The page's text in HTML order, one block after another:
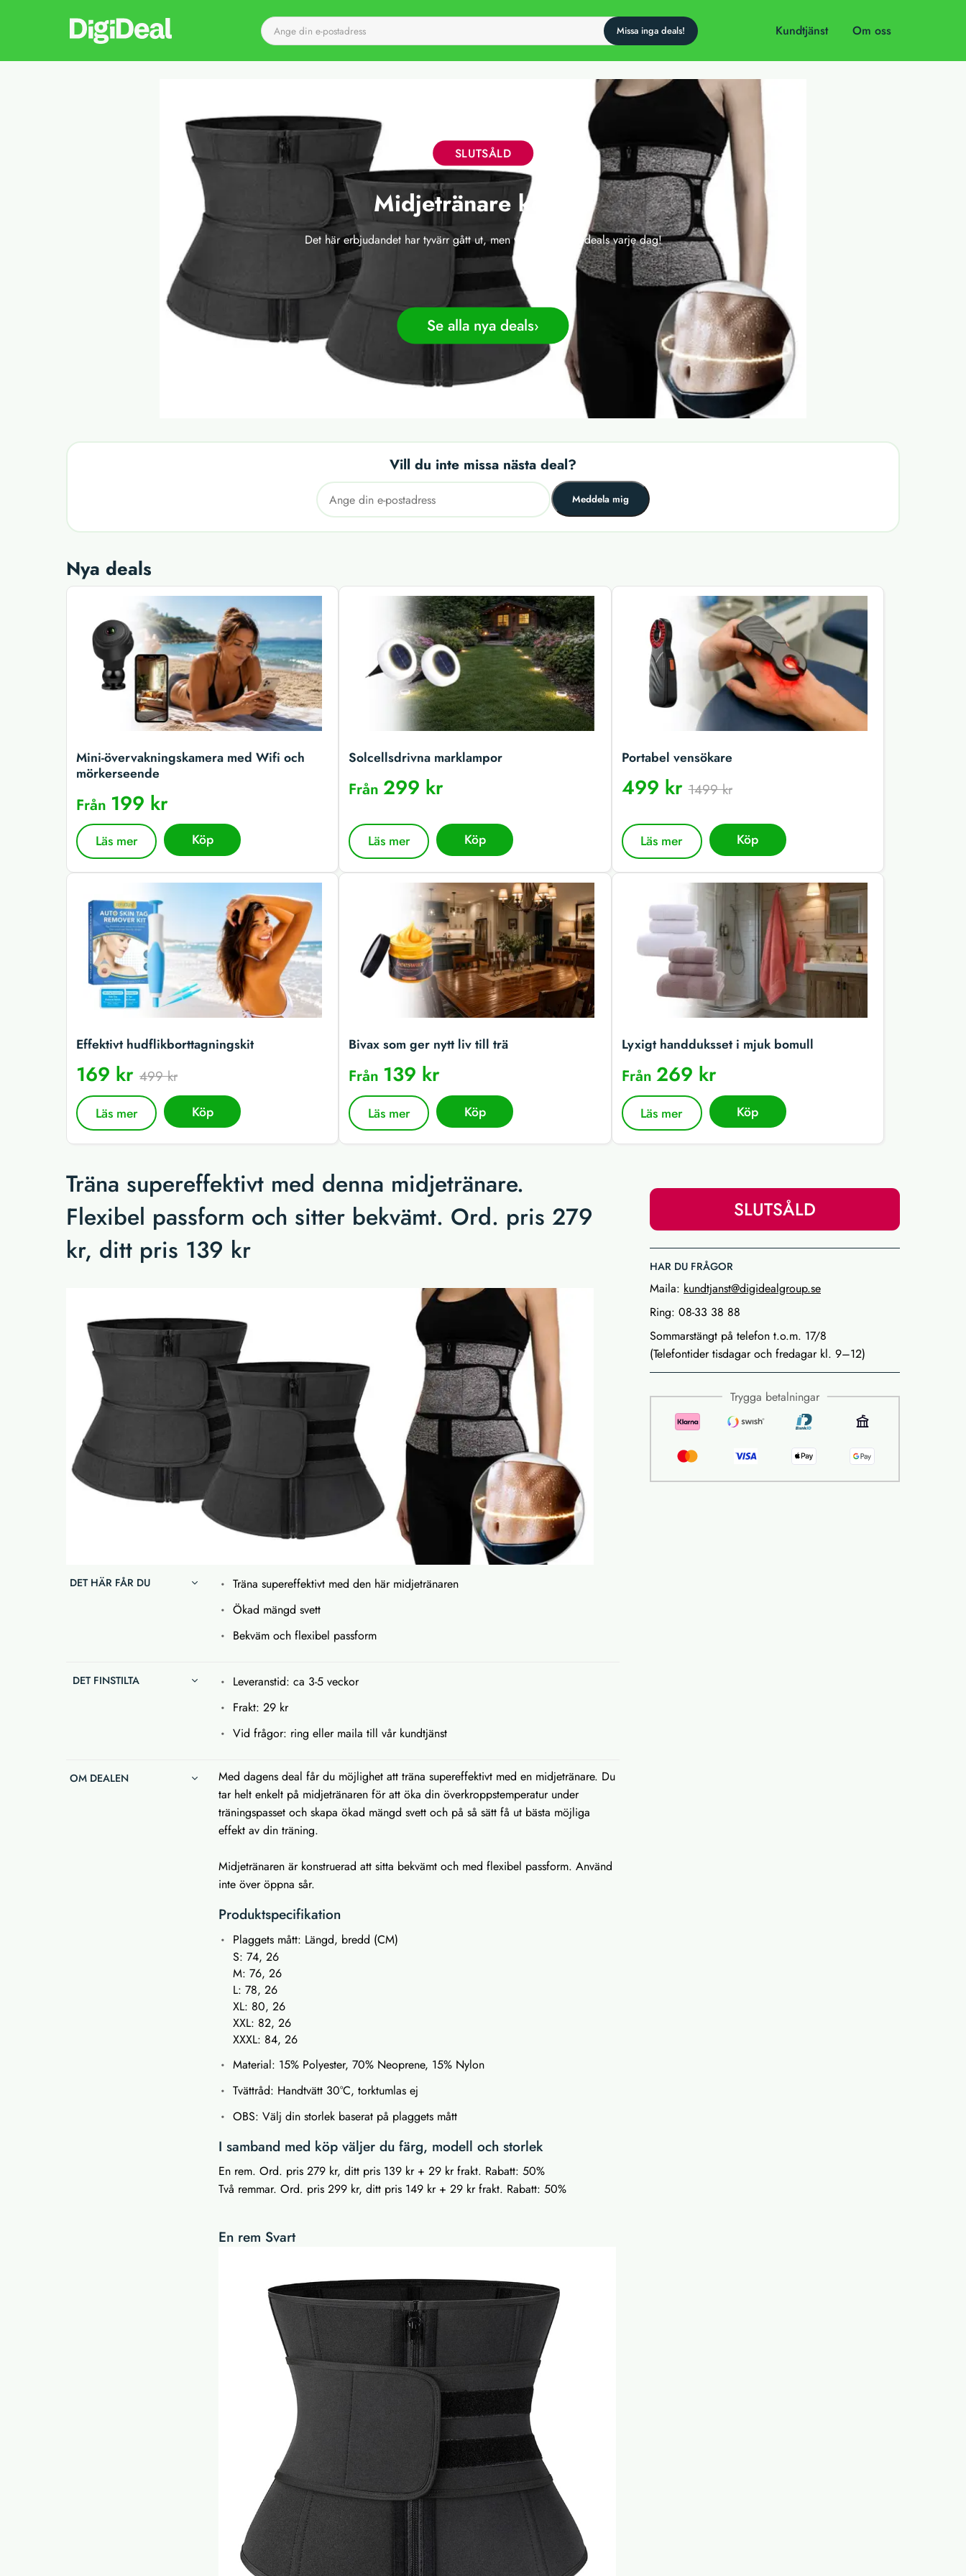
Till startsidan Kundtjänst Om oss
SLUTSÅLD
Midjetränare korsett
Det här erbjudandet har tyvärr gått ut, men vi släpper nya deals varje dag!
Se alla nya deals
Vill du inte missa nästa deal?
Meddela mig
Nya deals
Mini-övervakningskamera med Wifi och
mörkerseende
Från 199 kr
Läs mer Köp
Solcellsdrivna marklampor
Från299 kr
Läs mer Köp
Portabel vensökare
499 kr1499 kr
Läs mer Köp
Effektivt hudflikborttagningskit
169 kr 499 kr
Läs mer Köp
Bivax som ger nytt liv till trä
Från 139 kr
Läs mer Köp
Lyxigt handduksset i mjuk bomull
Från 269 kr
Läs mer Köp
Träna supereffektivt med denna midjetränare.
Flexibel passform och sitter bekvämt. Ord. pris 279
kr, ditt pris 139 kr
SLUTSÅLD
HAR DU FRÅGOR
Maila: kundtjanst@digidealgroup.se
Ring: 08-33 38 88
Sommarstängt på telefon t.o.m. 17/8
(Telefontider tisdagar och fredagar kl. 9–12)
Trygga betalningar
DET HÄR FÅR DU
Träna supereffektivt med den här midjetränaren
Ökad mängd svett
Bekväm och flexibel passform
DET FINSTILTA
Leveranstid: ca 3-5 veckor
Frakt: 29 kr
Vid frågor: ring eller maila till vår kundtjänst
OM DEALEN
Med dagens deal får du möjlighet att träna supereffektivt med en midjetränare. Du
tar helt enkelt på midjetränaren för att öka din överkroppstemperatur under
träningspasset och skapa ökad mängd svett och på så sätt få ut bästa möjliga
effekt av din träning.
Midjetränaren är konstruerad att sitta bekvämt och med flexibel passform. Använd
inte över öppna sår.
Produktspecifikation
Plaggets mått: Längd, bredd (CM)
S: 74, 26
M: 76, 26
L: 78, 26
XL: 80, 26
XXL: 82, 26
XXXL: 84, 26
Material: 15% Polyester, 70% Neoprene, 15% Nylon
Tvättråd: Handtvätt 30°C, torktumlas ej
OBS: Välj din storlek baserat på plaggets mått
I samband med köp väljer du färg, modell och storlek
En rem. Ord. pris 279 kr, ditt pris 139 kr + 29 kr frakt. Rabatt: 50%
Två remmar. Ord. pris 299 kr, ditt pris 149 kr + 29 kr frakt. Rabatt: 50%
En rem Svart